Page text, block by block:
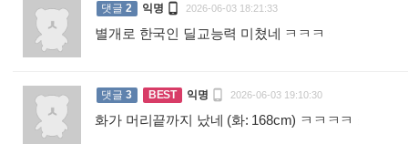
댓글 2 익명  2026-06-03 18:21:33
별개로 한국인 딜교능력 미쳤네 ㅋㅋㅋ
댓글 3 BEST 익명  2026-06-03 19:10:30
화가 머리끝까지 났네 (화: 168cm) ㅋㅋㅋㅋ